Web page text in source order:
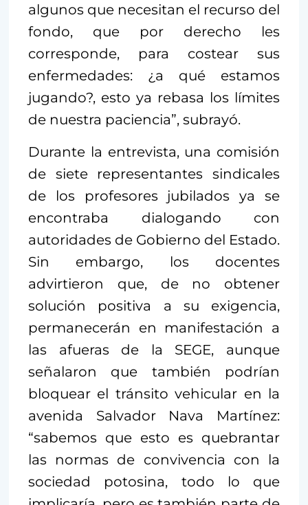
algunos que necesitan el recurso del
fondo, que por derecho les
corresponde, para costear sus
enfermedades: ¿a qué estamos
jugando?, esto ya rebasa los límites
de nuestra paciencia”, subrayó.
Durante la entrevista, una comisión
de siete representantes sindicales
de los profesores jubilados ya se
encontraba dialogando con
autoridades de Gobierno del Estado.
Sin embargo, los docentes
advirtieron que, de no obtener
solución positiva a su exigencia,
permanecerán en manifestación a
las afueras de la SEGE, aunque
señalaron que también podrían
bloquear el tránsito vehicular en la
avenida Salvador Nava Martínez:
“sabemos que esto es quebrantar
las normas de convivencia con la
sociedad potosina, todo lo que